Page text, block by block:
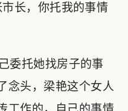
长，你托我的事情
委托她找房子的事
念头，梁艳这个女人